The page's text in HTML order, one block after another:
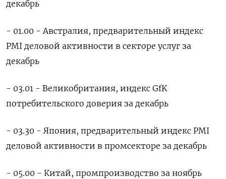
декабрь
- 01.00 - Австралия, предварительный индекс
PMI деловой активности в секторе услуг за
декабрь
- 03.01 - Великобритания, индекс GfK
потребительского доверия за декабрь
- 03.30 - Япония, предварительный индекс PMI
деловой активности в промсекторе за декабрь
- 05.00 - Китай, промпроизводство за ноябрь